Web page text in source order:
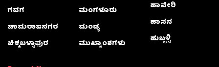
ಗದಗ
ಚಾಮರಾಜನಗರ
ಚಿಕ್ಕಬಳ್ಳಾಫುರ
ಮಂಗಳೂರು
ಮಂಡ್ಯ
ಮುಖ್ಯಾಂಶಗಳು
ಹಾವೇರಿ
ಹಾಸನ
ಹುಬ್ಬಳ್ಳಿ